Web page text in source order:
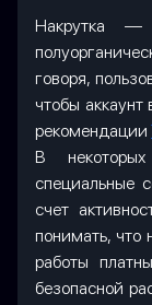
Накрутка —
говоря,
чтобы
рекомендации
В
специальные
счет
понимать, что
работы
безопасной